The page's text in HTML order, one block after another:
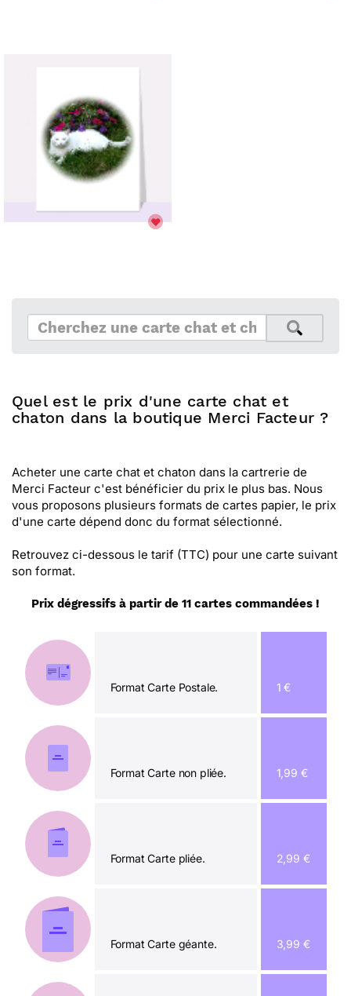
Quel est le prix d'une carte chat et
chaton dans la boutique Merci Facteur ?
Acheter une carte chat et chaton dans la cartrerie de
Merci Facteur c'est bénéficier du prix le plus bas. Nous
vous proposons plusieurs formats de cartes papier, le prix
d'une carte dépend donc du format sélectionné.
Retrouvez ci-dessous le tarif (TTC) pour une carte suivant
son format.
Prix dégressifs à partir de 11 cartes commandées !
Format Carte Postale. 1 €
Format Carte non pliée. 1,99 €
Format Carte pliée. 2,99 €
Format Carte géante. 3,99 €